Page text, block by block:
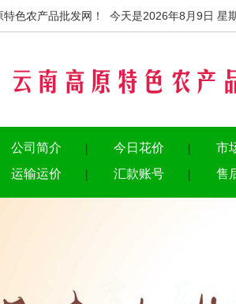
特色农产品批发网！ 今天是2026年8月9日 星
公司简介 今日花价
市
运输运价 汇款账号 售